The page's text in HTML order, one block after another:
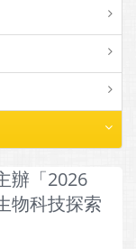
辦「2026
物科技探索